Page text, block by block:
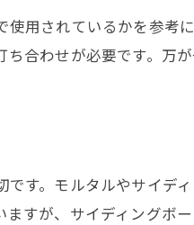
用されているかを参考
合わせが必要です。万
す。モルタルやサイデ
すが、サイディングボ